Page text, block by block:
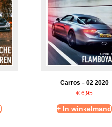
Carros – 02 2020
€6,95
+ In winkelmand